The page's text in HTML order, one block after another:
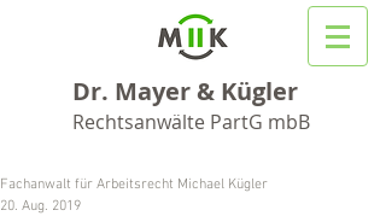
Dr. Mayer & Kügler
Rechtsanwälte PartG mbB
Fachanwalt für Arbeitsrecht Michael Kügler
20. Aug. 2019